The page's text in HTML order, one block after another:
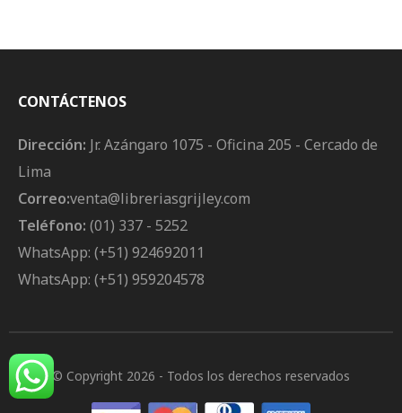
CONTÁCTENOS
Dirección: Jr. Azángaro 1075 - Oficina 205 - Cercado de
Lima
Correo:venta@libreriasgrijley.com
Teléfono: (01) 337 - 5252
WhatsApp: (+51) 924692011
WhatsApp: (+51) 959204578
© Copyright 2026 - Todos los derechos reservados